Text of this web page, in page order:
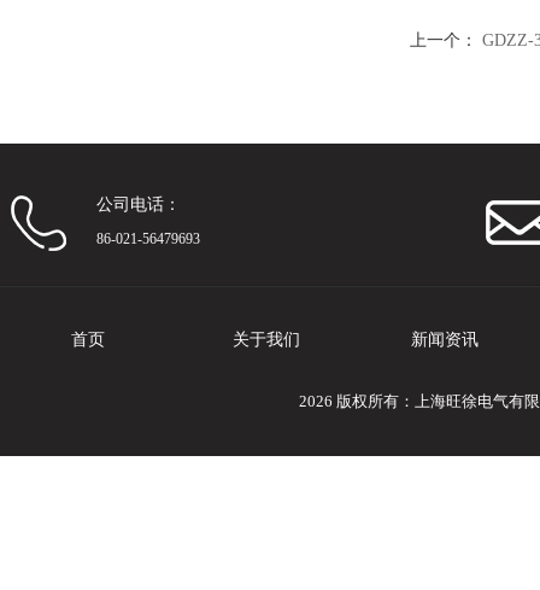
上一个： GDZZ-
公司电话：
86-021-56479693
首页 关于我们 新闻资讯
2026 版权所有：上海旺徐电气有